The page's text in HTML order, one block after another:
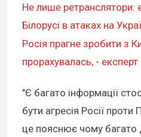
Не лише ретранслятори:
Білорусі в атаках на
Росія прагне зробити з
прорахувалась, - експерт
"Є багато інформації
бути агресія Росії проти
це пояснює чому